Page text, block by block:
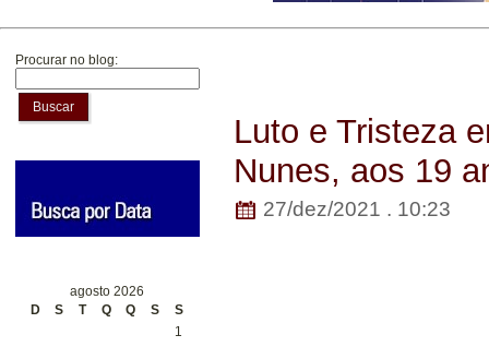
Procurar no blog:
Buscar
agosto 2026
D
S T Q Q S
S
1
Luto e Tristeza
Nunes, aos 19
27/dez/2021 . 10:23